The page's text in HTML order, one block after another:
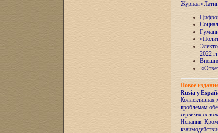
Журнал
2022
Новое
Rusia y
Коллективная
проблемам
серьезно
Испании.